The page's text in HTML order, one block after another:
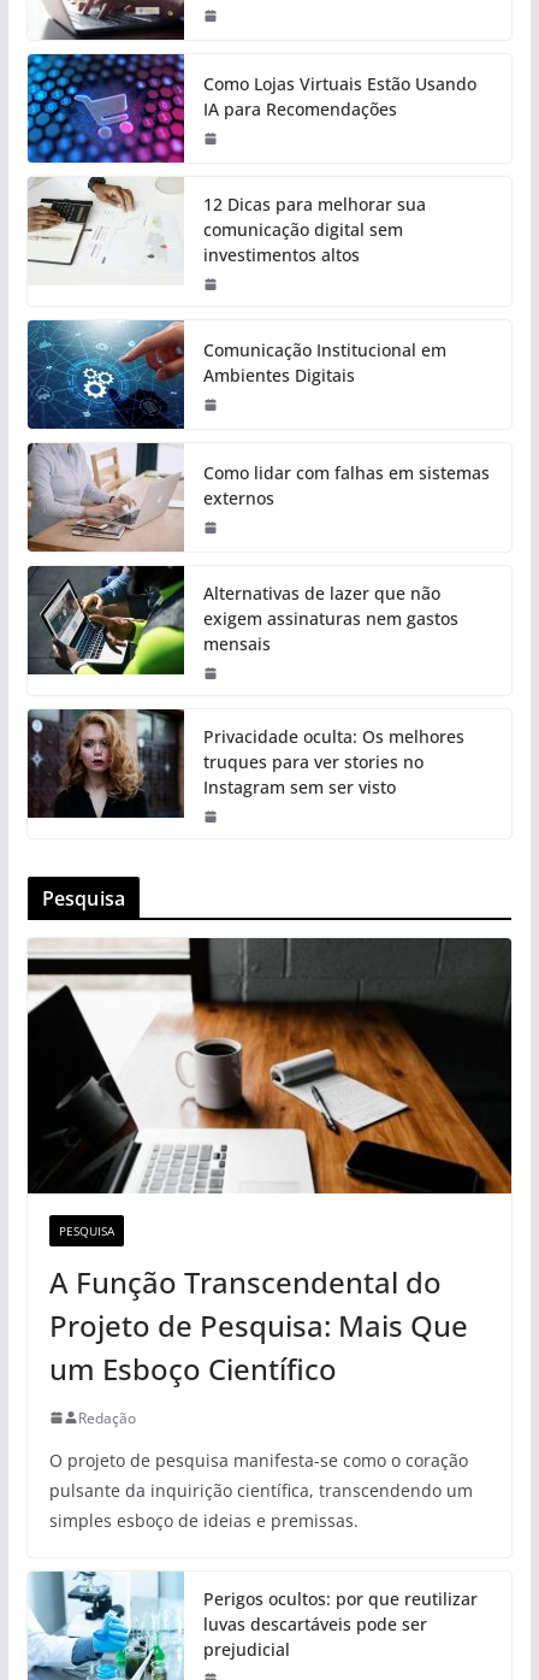
Como Lojas Virtuais Estão Usando
IA para Recomendações
12 Dicas para melhorar sua
comunicação digital sem
investimentos altos
Comunicação Institucional em
Ambientes Digitais
Como lidar com falhas em sistemas
externos
Alternativas de lazer que não
exigem assinaturas nem gastos
mensais
Privacidade oculta: Os melhores
truques para ver stories no
Instagram sem ser visto
Pesquisa
PESQUISA
A Função Transcendental do
Projeto de Pesquisa: Mais Que
um Esboço Científico
Redação
O projeto de pesquisa manifesta-se como o coração
pulsante da inquirição científica, transcendendo um
simples esboço de ideias e premissas.
Perigos ocultos: por que reutilizar
luvas descartáveis pode ser
prejudicial